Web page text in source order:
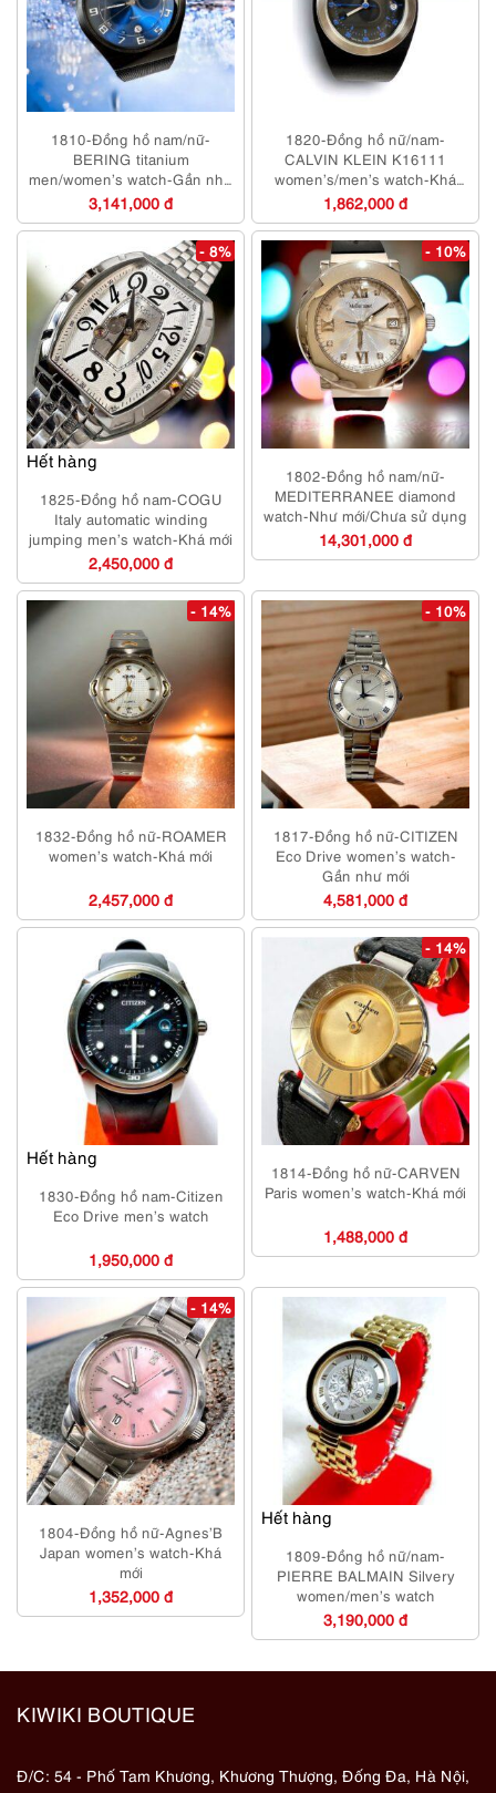
1810-Đồng hồ nam/nữ-
BERING titanium
men/women’s watch-Gần như
mới
3,141,000 đ
1820-Đồng hồ nữ/nam-
CALVIN KLEIN K16111
women’s/men’s watch-Khá
mới/Chưa sử dụng
1,862,000 đ
Hết hàng
- 8%
1825-Đồng hồ nam-COGU
Italy automatic winding
jumping men’s watch-Khá mới
2,450,000 đ
- 10%
1802-Đồng hồ nam/nữ-
MEDITERRANEE diamond
watch-Như mới/Chưa sử dụng
14,301,000 đ
- 14%
1832-Đồng hồ nữ-ROAMER
women’s watch-Khá mới
2,457,000 đ
- 10%
1817-Đồng hồ nữ-CITIZEN
Eco Drive women’s watch-
Gần như mới
4,581,000 đ
Hết hàng
1830-Đồng hồ nam-Citizen
Eco Drive men’s watch
1,950,000 đ
- 14%
1814-Đồng hồ nữ-CARVEN
Paris women’s watch-Khá mới
1,488,000 đ
- 14%
1804-Đồng hồ nữ-Agnes’B
Japan women’s watch-Khá
mới
1,352,000 đ
Hết hàng
1809-Đồng hồ nữ/nam-
PIERRE BALMAIN Silvery
women/men’s watch
3,190,000 đ
KIWIKI BOUTIQUE
Đ/C: 54 - Phố Tam Khương, Khương Thượng, Đống Đa, Hà Nội,